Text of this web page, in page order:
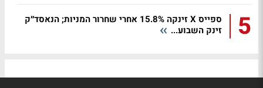
5
ספייס X זינקה 15.8% אחרי שחרור המניות; הנאסד״ק
זינק השבוע...